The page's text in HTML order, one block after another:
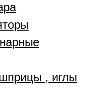
, иглы